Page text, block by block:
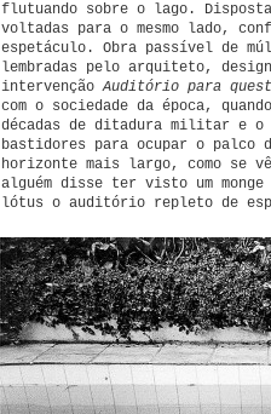
flutuando sobre o lago.
voltadas para o mesmo lado,
espetáculo. Obra passível de
lembradas pelo arquiteto,
intervençãoAuditório para
com o sociedade da época,
décadas de ditadura militar e o
bastidores para ocupar o palco
horizonte mais largo, como se
alguém disse ter visto um
lótus o auditório repleto de